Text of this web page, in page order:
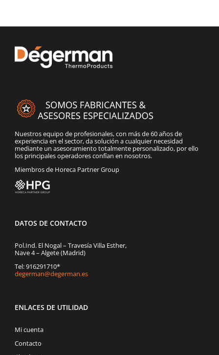
Nuestros equipo de profesionales, con más de 60 años de
experiencia en el sector, da solución a cualquier necesidad
mediante un asesoramiento totalmente personalizado, por ello
los principales operadores confían en nosotros.
Miembros de Horeca Partner Group
DATOS DE CONTACTO
Pol.Ind. El Nogal – Travesía Villa Esther,
Nave 4 – Algete (Madrid)
Tel: 916291710*
degerman@degerman.es
ENLACES DE UTILIDAD
Mi cuenta
Contacto